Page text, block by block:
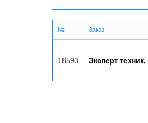
№ Заказ
18593 Эксперт